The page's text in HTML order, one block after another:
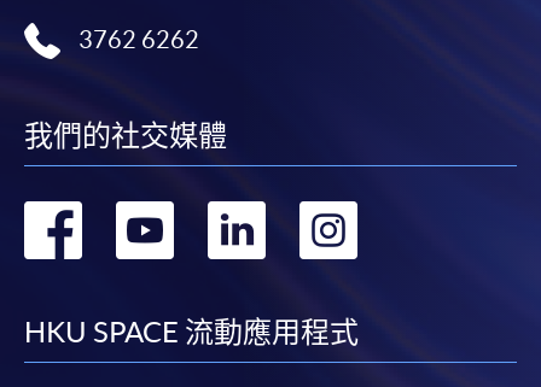
3762 6262
我們的社交媒體
轉
facebook
轉
youtube
轉
linkedin
HKU SPACE 流動應用程式